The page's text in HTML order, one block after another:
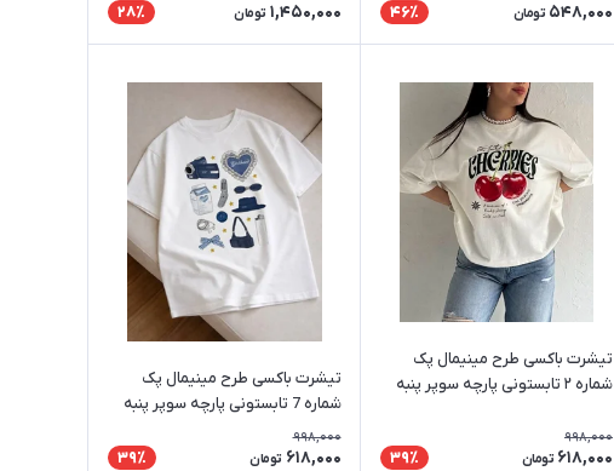
548,000 تومان 46٪ 1,450,000 تومان 28٪
تیشرت باکسی طرح مینیمال پک
شماره ۲ تابستونی پارچه سوپر پنبه
998,000
618,000 تومان 39٪
تیشرت باکسی طرح مینیمال پک
شماره 7 تابستونی پارچه سوپر پنبه
مناسب آقایان و خانم ها
998,000
618,000 تومان 39٪